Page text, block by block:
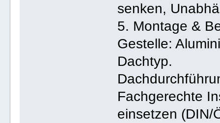
senken,
5. Montage &
Gestelle:
Dachtyp.
Fachgerechte
einsetzen (DIN/